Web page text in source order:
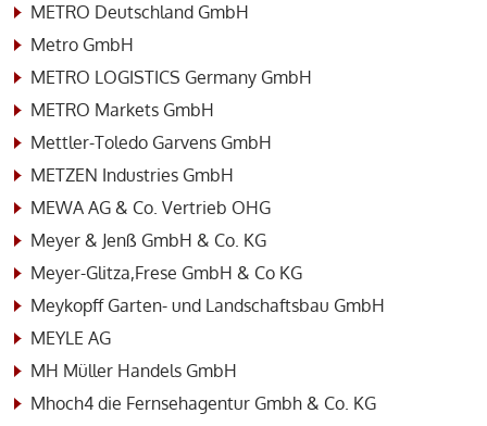
METRO Deutschland GmbH
Metro GmbH
METRO LOGISTICS Germany GmbH
METRO Markets GmbH
Mettler-Toledo Garvens GmbH
METZEN Industries GmbH
MEWA AG & Co. Vertrieb OHG
Meyer & Jenß GmbH & Co. KG
Meyer-Glitza,Frese GmbH & Co KG
Meykopff Garten- und Landschaftsbau GmbH
MEYLE AG
MH Müller Handels GmbH
Mhoch4 die Fernsehagentur Gmbh & Co. KG